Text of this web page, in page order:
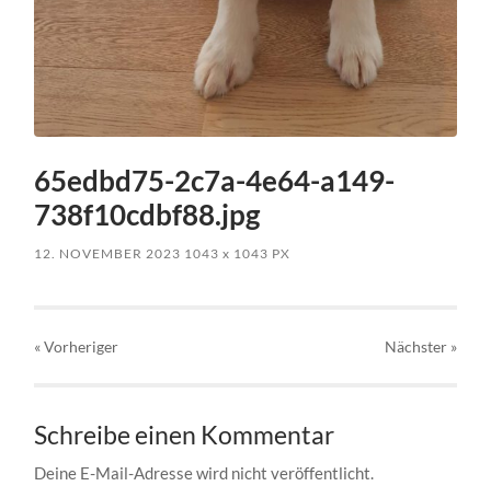
65edbd75-2c7a-4e64-a149-
738f10cdbf88.jpg
12. NOVEMBER 2023 1043x 1043 PX
« Vorheriger Nächster »
Schreibe einen Kommentar
Deine E-Mail-Adresse wird nicht veröffentlicht.